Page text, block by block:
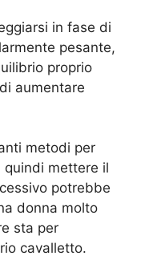
in fase di
pesante,
proprio
aumentare
metodi per
quindi mettere il
potrebbe
donna molto
sta per
cavalletto.